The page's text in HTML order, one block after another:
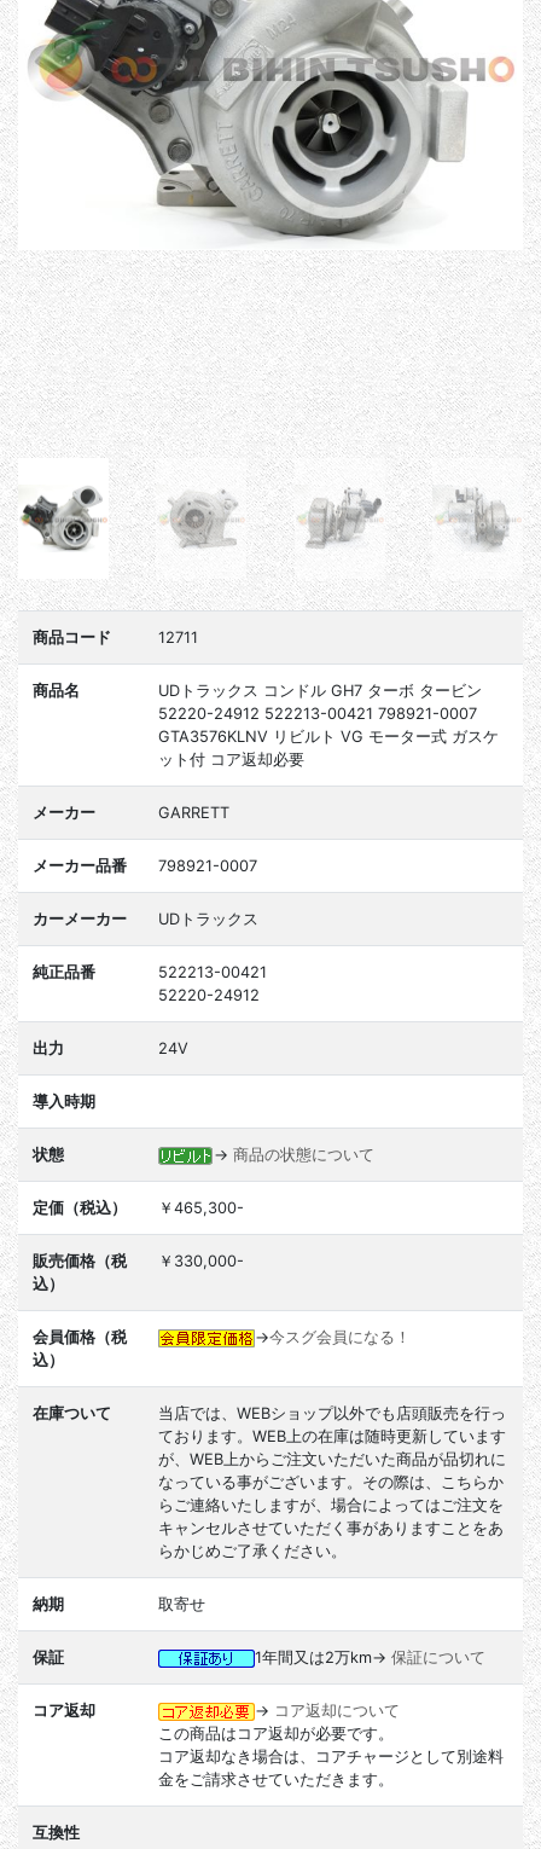
商品コード 12711
商品名
UDトラックス コンドル GH7 ターボ タービン
52220-24912 522213-00421 798921-0007
GTA3576KLNV リビルト VG モーター式 ガスケ
ット付 コア返却必要
メーカー GARRETT
メーカー品番 798921-0007
カーメーカー UDトラックス
純正品番
522213-00421
52220-24912
出力 24V
導入時期
状態 → 商品の状態について
定価（税込） ￥465,300-
販売価格（税
込）
￥330,000-
会員価格（税
込）
→今スグ会員になる！
在庫ついて
当店では、WEBショップ以外でも店頭販売を行っ
ております。WEB上の在庫は随時更新しています
が、WEB上からご注文いただいた商品が品切れに
なっている事がございます。その際は、こちらか
らご連絡いたしますが、場合によってはご注文を
キャンセルさせていただく事がありますことをあ
らかじめご了承ください。
納期 取寄せ
保証 1年間又は2万km→ 保証について
コア返却 → コア返却について
この商品はコア返却が必要です。
コア返却なき場合は、コアチャージとして別途料
金をご請求させていただきます。
互換性